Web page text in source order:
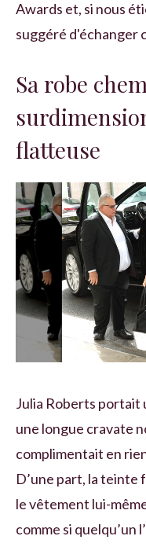
Awards et, si nous
suggéré d'échanger
Sa robe
flatteuse
Julia Roberts portait
une longue cravate
complimentait en
D’une part, la teinte
le vêtement lui-
comme si quelqu’un